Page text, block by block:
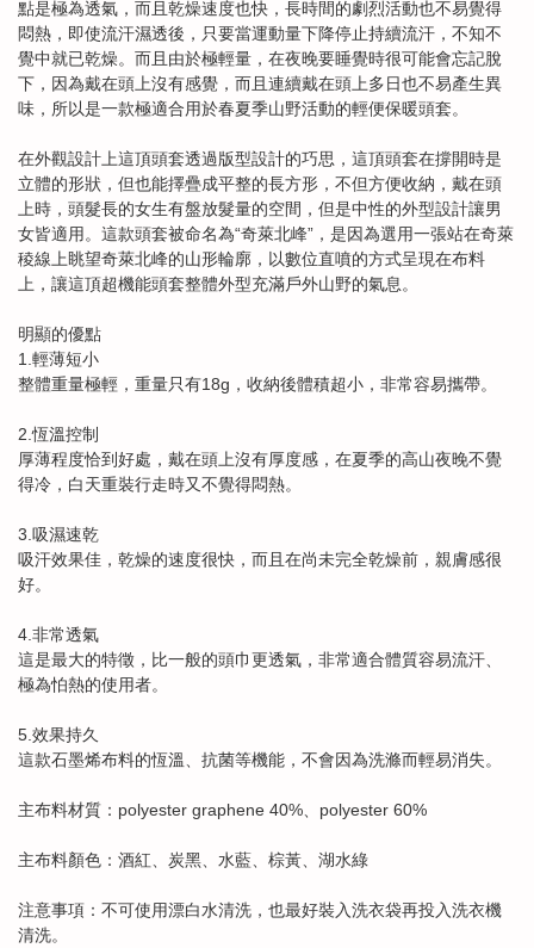
點是極為透氣，而且乾燥速度也快，長時間的劇烈活動也不易覺得
悶熱，即使流汗濕透後，只要當運動量下降停止持續流汗，不知不
覺中就已乾燥。而且由於極輕量，在夜晚要睡覺時很可能會忘記脫
下，因為戴在頭上沒有感覺，而且連續戴在頭上多日也不易產生異
味，所以是一款極適合用於春夏季山野活動的輕便保暖頭套。
在外觀設計上這頂頭套透過版型設計的巧思，這頂頭套在撐開時是
立體的形狀，但也能擇疊成平整的長方形，不但方便收納，戴在頭
上時，頭髮長的女生有盤放髮量的空間，但是中性的外型設計讓男
女皆適用。這款頭套被命名為“奇萊北峰”，是因為選用一張站在奇萊
稜線上眺望奇萊北峰的山形輪廓，以數位直噴的方式呈現在布料
上，讓這頂超機能頭套整體外型充滿戶外山野的氣息。
明顯的優點
1.輕薄短小
整體重量極輕，重量只有18g，收納後體積超小，非常容易攜帶。
2.恆溫控制
厚薄程度恰到好處，戴在頭上沒有厚度感，在夏季的高山夜晚不覺
得冷，白天重裝行走時又不覺得悶熱。
3.吸濕速乾
吸汗效果佳，乾燥的速度很快，而且在尚未完全乾燥前，親膚感很
好。
4.非常透氣
這是最大的特徵，比一般的頭巾更透氣，非常適合體質容易流汗、
極為怕熱的使用者。
5.效果持久
這款石墨烯布料的恆溫、抗菌等機能，不會因為洗滌而輕易消失。
主布料材質：polyester graphene 40%、polyester 60%
主布料顏色：酒紅、炭黑、水藍、棕黃、湖水綠
注意事項：不可使用漂白水清洗，也最好裝入洗衣袋再投入洗衣機
清洗。